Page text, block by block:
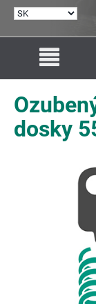
Obsah
Navigáciu
dosky